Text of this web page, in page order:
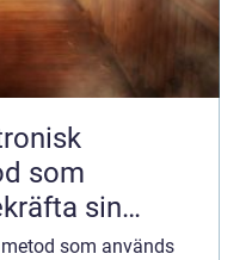
som
sin
som används